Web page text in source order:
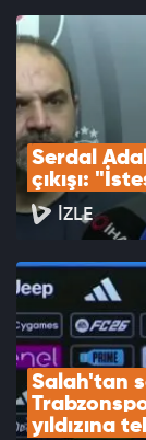
Serdal
çıkışı:
İZLE
Salah'tan
yıldızına